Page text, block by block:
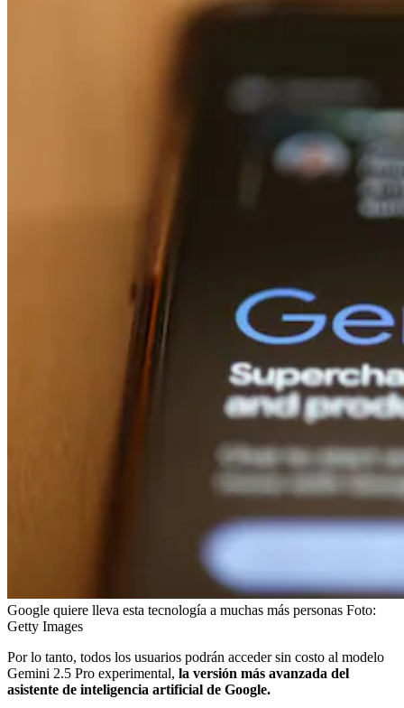
Google quiere lleva esta tecnología a muchas más personas Foto:
Getty Images
Por lo tanto, todos los usuarios podrán acceder sin costo al modelo
Gemini 2.5 Pro experimental, la versión más avanzada del
asistente de inteligencia artificial de Google.